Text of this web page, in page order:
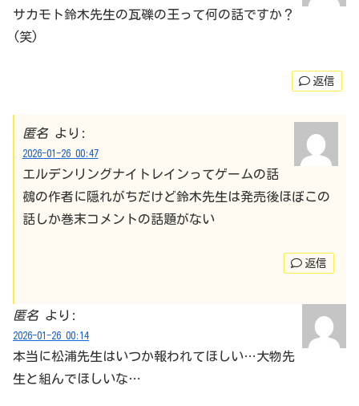
サカモト鈴木先生の瓦礫の王って何の話ですか？
(笑)
返信
匿名 より:
2026-01-26 00:47
エルデンリングナイトレインってゲームの話
鵺の作者に隠れがちだけど鈴木先生は発売後ほぼこの
話しか巻末コメントの話題がない
返信
匿名 より:
2026-01-26 00:14
本当に松浦先生はいつか報われてほしい…大物先
生と組んでほしいな…